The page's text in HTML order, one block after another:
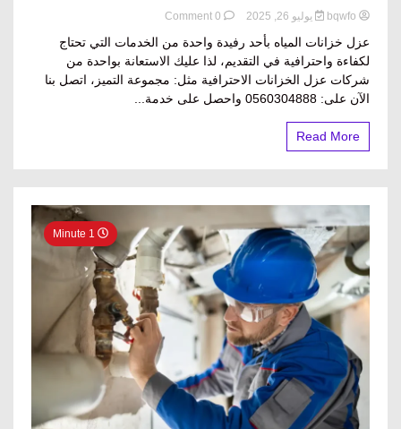
يوليو 26, 2025 0 Comment
on
خزانات
المياه
بأحد
رفيدة
عزل خزانات المياه بأحد رفيدة واحدة من الخدمات التي تحتاج
لكفاءة واحترافية في التقديم، لذا عليك الاستعانة بواحدة من
شركات عزل الخزانات الاحترافية مثل: مجموعة التميز، اتصل بنا
الآن على: 0560304888 واحصل على خدمة...
Read More